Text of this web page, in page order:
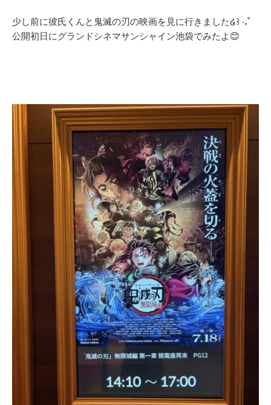
少し前に彼氏くんと鬼滅の刃の映画を見に行きました໒꒱ ‧₊˚
公開初日にグランドシネマサンシャイン池袋でみたよ😊